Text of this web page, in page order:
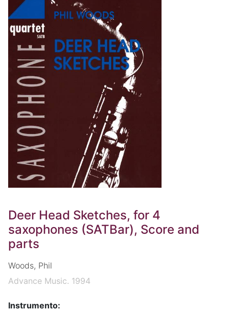
Deer Head Sketches, for 4
saxophones (SATBar), Score and
parts
Woods, Phil
Advance Music. 1994
Instrumento: